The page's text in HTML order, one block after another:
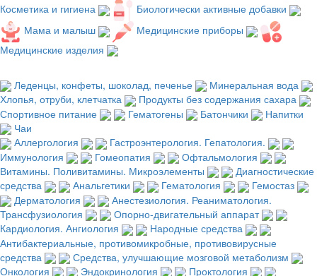
Косметика и гигиена
Биологически активные добавки
Мама и малыш
Медицинские приборы
Медицинские изделия
Леденцы, конфеты, шоколад, печенье
Минеральная вода
Хлопья, отруби, клетчатка
Продукты без содержания сахара
Спортивное питание
Гематогены Батончики
Напитки
Чаи
Аллергология
Гастроэнтерология. Гепатология.
Иммунология
Гомеопатия
Офтальмология
Витамины. Поливитамины. Микроэлементы
Диагностические
средства
Анальгетики Гематология
Гемостаз
Дерматология
Анестезиология. Реаниматология.
Трансфузиология
Опорно-двигательный аппарат
Кардиология. Ангиология
Народные средства
Антибактериальные, противомикробные, противовирусные
средства
Средства, улучшающие мозговой метаболизм
Онкология
Эндокринология
Проктология